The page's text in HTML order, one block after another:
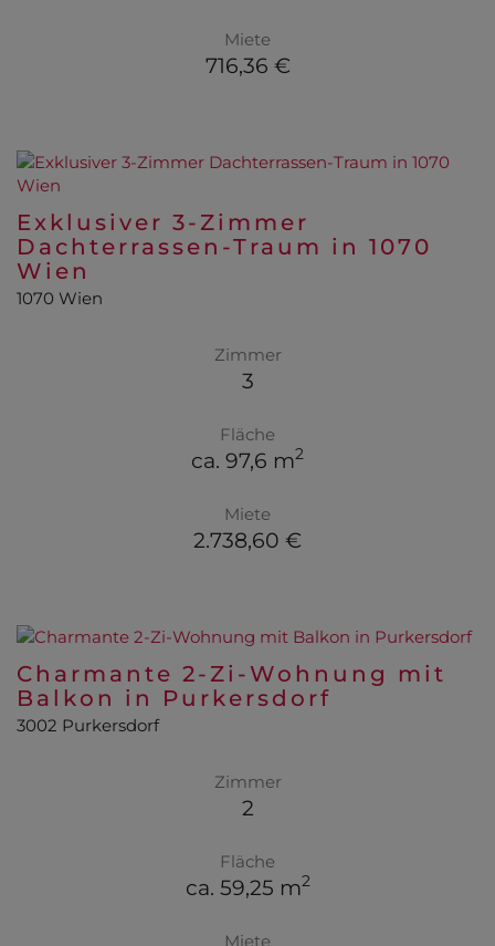
Miete
716,36 €
Exklusiver 3-Zimmer
Dachterrassen-Traum in 1070
Wien
1070 Wien
Zimmer
3
Fläche
ca. 97,6 m2
Miete
2.738,60 €
Charmante 2-Zi-Wohnung mit
Balkon in Purkersdorf
3002 Purkersdorf
Zimmer
2
Fläche
ca. 59,25 m2
Miete